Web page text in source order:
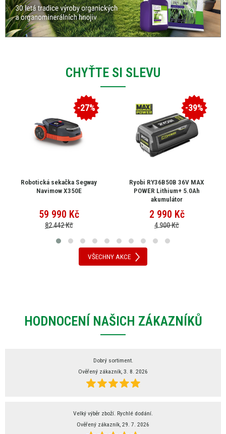
CHYŤTE SI SLEVU
-27%
Robotická sekačka Segway
Navimow X350E
59 990 Kč
82 442 Kč
-39%
Ryobi RY36B50B 36V MAX
POWER Lithium+ 5.0Ah
akumulátor
2 990 Kč
4 900 Kč
VŠECHNY AKCE
HODNOCENÍ NAŠICH ZÁKAZNÍKŮ
Dobrý sortiment.
Ověřený zákazník, 3. 8. 2026
Velký výběr zboží. Rychlé dodání.
Ověřený zákazník, 29. 7. 2026